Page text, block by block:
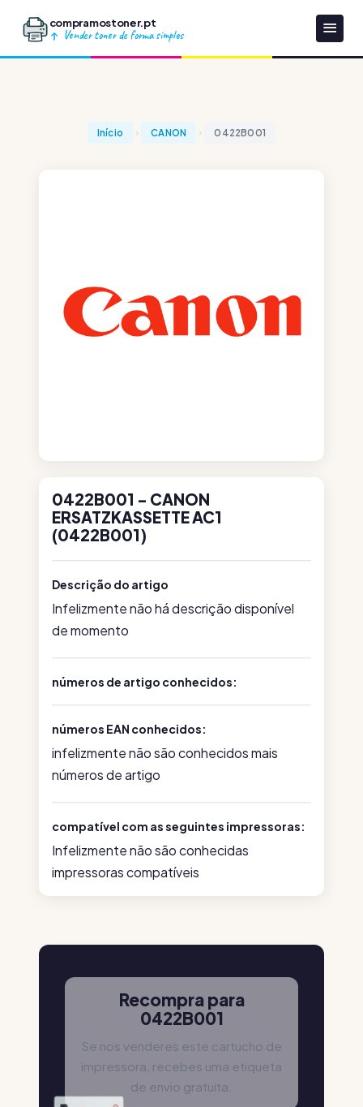
compramostoner.pt
Vender toner de forma simples
Início CANON 0422B001
0422B001 - CANON
ERSATZKASSETTE AC1
(0422B001)
Descrição do artigo
Infelizmente não há descrição disponível
de momento
números de artigo conhecidos:
números EAN conhecidos:
infelizmente não são conhecidos mais
números de artigo
compatível com as seguintes impressoras:
Infelizmente não são conhecidas
impressoras compatíveis
Recompra para
0422B001
Se nos venderes este cartucho de
impressora, recebes uma etiqueta
de envio gratuita.